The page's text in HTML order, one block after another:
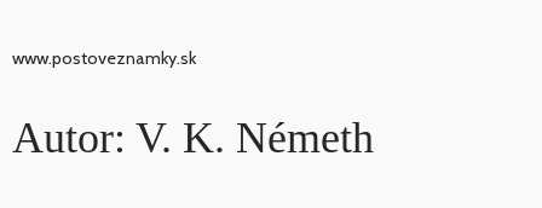
www.postoveznamky.sk
Autor: V. K. Németh